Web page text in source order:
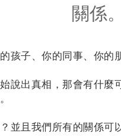
關係。
孩子、你的同事、你的
說出真相，那會有什
並且我們所有的關係可